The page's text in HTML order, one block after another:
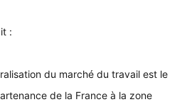
:
du marché du travail est le
de la France à la zone